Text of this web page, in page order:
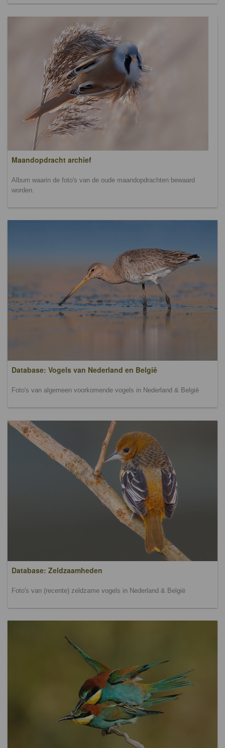
Maandopdracht archief
Album waarin de foto's van de oude maandopdrachten bewaard
worden.
Database: Vogels van Nederland en België
Foto's van algemeen voorkomende vogels in Nederland & België
Database: Zeldzaamheden
Foto's van (recente) zeldzame vogels in Nederland & België